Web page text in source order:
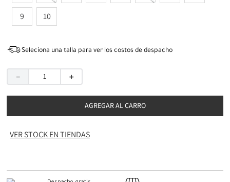
9 10
Seleciona una talla para ver los costos de despacho
＋
－
AGREGAR AL CARRO
VER STOCK EN TIENDAS